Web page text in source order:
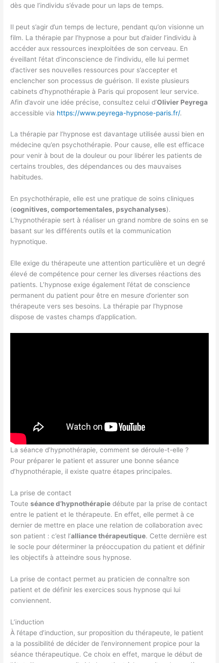
dès que l’individu s’évade pour un laps de temps.
Il peut s’agir d’un temps de lecture, pendant qu’on visionne un
film. La thérapie par l’hypnose a pour but d’aider l’individu à
accéder aux ressources inexploitées de son cerveau. En
éveillant l’état d’inconscience de l’individu, elle lui permet
d’activer ses nouvelles ressources pour s’accepter et
enclencher son processus de guérison. Il existe plusieurs
cabinets d’hypnothérapie à Paris qui proposent leur service.
Afin d’avoir une idée précise, consultez celui d’Olivier Peyrega
accessible via https://www.peyrega-hypnose-paris.fr/.
La thérapie par l’hypnose est davantage utilisée aussi bien en
médecine qu’en psychothérapie. Pour cause, elle est efficace
pour venir à bout de la douleur ou pour libérer les patients de
certains troubles, des dépendances ou des mauvaises
habitudes.
En psychothérapie, elle est une pratique de soins cliniques
(cognitives, comportementales, psychanalyses).
L’hypnothérapie sert à réaliser un grand nombre de soins en se
basant sur les différents outils et la communication
hypnotique.
Elle exige du thérapeute une attention particulière et un degré
élevé de compétence pour cerner les diverses réactions des
patients. L’hypnose exige également l’état de conscience
permanent du patient pour être en mesure d’orienter son
thérapeute vers ses besoins. La thérapie par l’hypnose
dispose de vastes champs d’application.
La séance d’hypnothérapie, comment se déroule-t-elle ?
Pour préparer le patient et assurer une bonne séance
d’hypnothérapie, il existe quatre étapes principales.
La prise de contact
Touteséance d’hypnothérapie débute par la prise de contact
entre le patient et le thérapeute. En effet, elle permet à ce
dernier de mettre en place une relation de collaboration avec
son patient : c’est l’alliance thérapeutique. Cette dernière est
le socle pour déterminer la préoccupation du patient et définir
les objectifs à atteindre sous hypnose.
La prise de contact permet au praticien de connaître son
patient et de définir les exercices sous hypnose qui lui
conviennent.
L’induction
À l’étape d’induction, sur proposition du thérapeute, le patient
a la possibilité de décider de l’environnement propice pour la
séance thérapeutique. Ce choix en effet, marque le début de